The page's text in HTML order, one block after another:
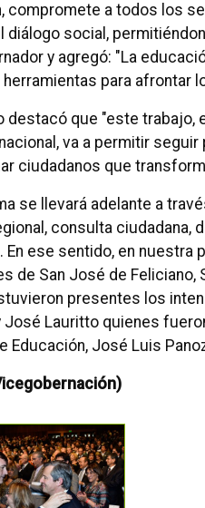
compromete a todos los
diálogo social,
y agregó: "La
herramientas para afrontar
destacó que "este trabajo,
va a permitir
ciudadanos que
se llevará adelante a
consulta ciudadana,
En ese sentido, en nuestra
de San José de Feliciano,
presentes los
José Lauritto quienes
Educación, José Luis